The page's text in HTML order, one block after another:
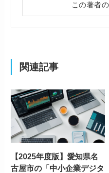
この著者
関連記事
【2025年度版】愛知県名
古屋市の「中小企業デジタ